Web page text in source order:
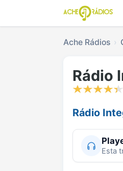
Ache Rádios
Rádio
Rádio
Esta